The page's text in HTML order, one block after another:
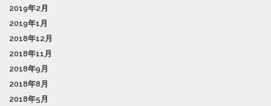
2019年2月
2019年1月
2018年12月
2018年11月
2018年9月
2018年8月
2018年5月